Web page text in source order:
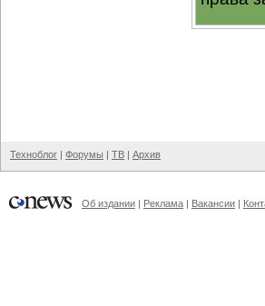
Техноблог | Форумы | ТВ | Архив
Об издании | Реклама | Вакансии |